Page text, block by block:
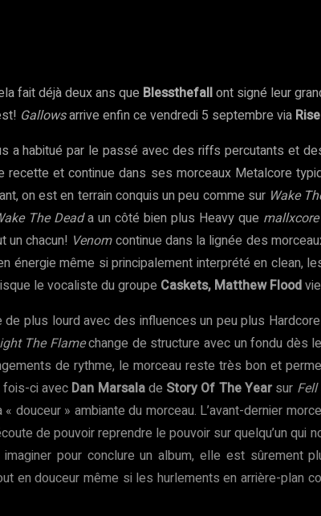
fait déjà deux ans que Blessthefallont signé leur
Gallowsarrive enfin ce vendredi 5 septembre via
a habitué par le passé avec des riffs percutants et
recette et continue dans ses morceaux Metalcore
on est en terrain conquis un peu comme sur Wake
The Deada un côté bien plus Heavy que mallxcore
un chacun! Venomcontinue dans la lignée des
énergie même si principalement interprété en
le vocaliste du groupe Caskets, Matthew Flood
plus lourd avec des influences un peu plus
The Flamechange de structure avec un fondu dès
de rythme, le morceau reste très bon et
ci avec Dan Marsalade Story Of The Yearsur
douceur » ambiante du morceau. L’avant-dernier
de pouvoir reprendre le pouvoir sur quelqu’un qui
imaginer pour conclure un album, elle est sûrement
en douceur même si les hurlements en arrière-plan